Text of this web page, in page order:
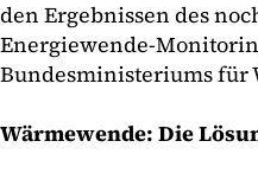
den Ergebnissen des
Energiewende-
Bundesministeriums für
Wärmewende: Die